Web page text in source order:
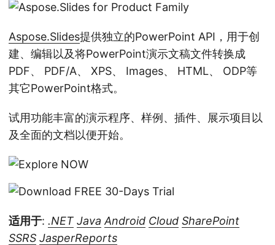
Aspose.Slides提供独立的PowerPoint API，用于创
建、编辑以及将PowerPoint演示文稿文件转换成
PDF、 PDF/A、 XPS、 Images、 HTML、 ODP等
其它PowerPoint格式。
试用功能丰富的演示程序、样例、插件、展示项目以
及全面的文档以便开始。
适用于: .NET Java Android Cloud SharePoint
SSRS JasperReports